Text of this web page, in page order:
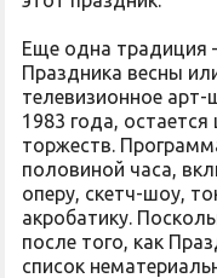
Еще одна традиция
Праздника весны
телевизионное арт-
1983 года,
торжеств.
половиной часа,
оперу, скетч-шоу,
акробатику.
после того, как
список